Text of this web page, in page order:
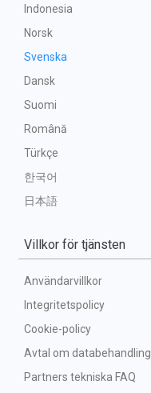
Indonesia
Norsk
Svenska
Dansk
Suomi
Română
Türkçe
한국어
日本語
Villkor för tjänsten
Användarvillkor
Integritetspolicy
Cookie-policy
Avtal om databehandling
Partners tekniska FAQ